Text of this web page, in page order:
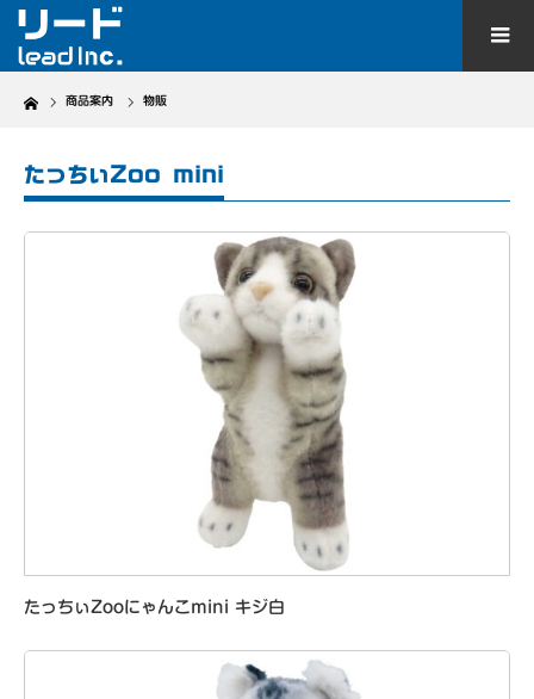
Home 商品案内 物販
たっちぃZoo mini
たっちぃZooにゃんこmini キジ白